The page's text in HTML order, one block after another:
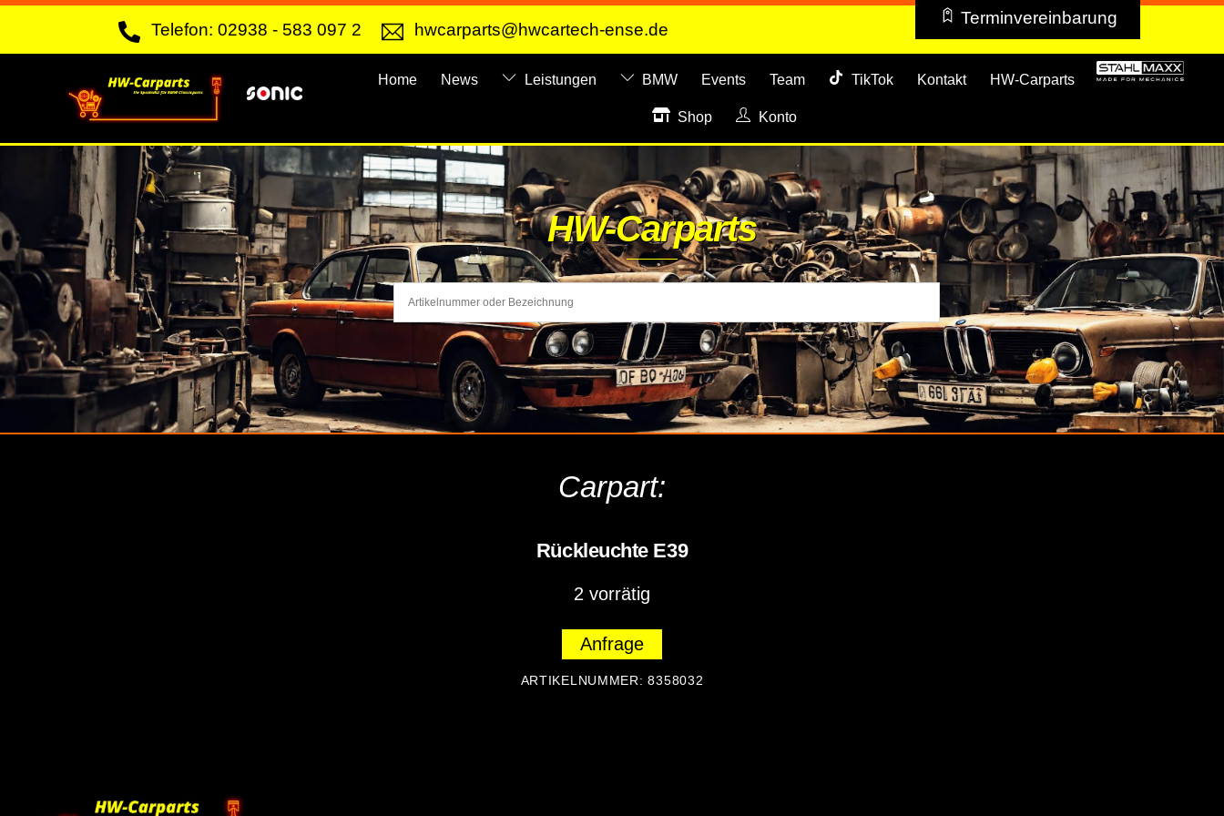
Skip
content
Telefon: 02938 - 583 097 2 hwcarparts@hwcartech-ense.de
Terminvereinbarung
Home News Leistungen BMW Events Team TikTok Kontakt HW-Carparts
Shop Konto
HW-Carparts
Carpart:
Rückleuchte E39
2 vorrätig
Anfrage
ARTIKELNUMMER:8358032